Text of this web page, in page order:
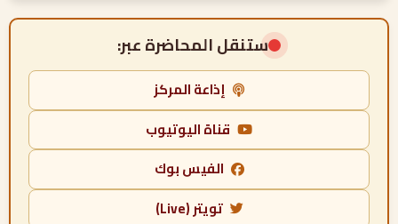
ستنقل المحاضرة عبر:
إذاعة المركز
قناة اليوتيوب
الفيس بوك
تويتر (Live)